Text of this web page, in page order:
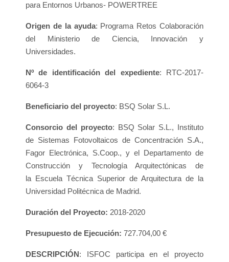
para Entornos Urbanos- POWERTREE
Origen de la ayuda: Programa Retos Colaboración
del Ministerio de Ciencia, Innovación y
Universidades.
Nº de identificación del expediente: RTC-2017-
6064-3
Beneficiario del proyecto: BSQ Solar S.L.
Consorcio del proyecto: BSQ Solar S.L., Instituto
de Sistemas Fotovoltaicos de Concentración S.A.,
Fagor Electrónica, S.Coop., y el Departamento de
Construcción y Tecnología Arquitectónicas de
la Escuela Técnica Superior de Arquitectura de la
Universidad Politécnica de Madrid.
Duración del Proyecto: 2018-2020
Presupuesto de Ejecución: 727.704,00 €
DESCRIPCIÓN: ISFOC participa en el proyecto